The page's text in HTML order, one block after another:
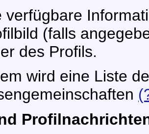
verfügbare
(falls
des Profils.
wird eine Liste